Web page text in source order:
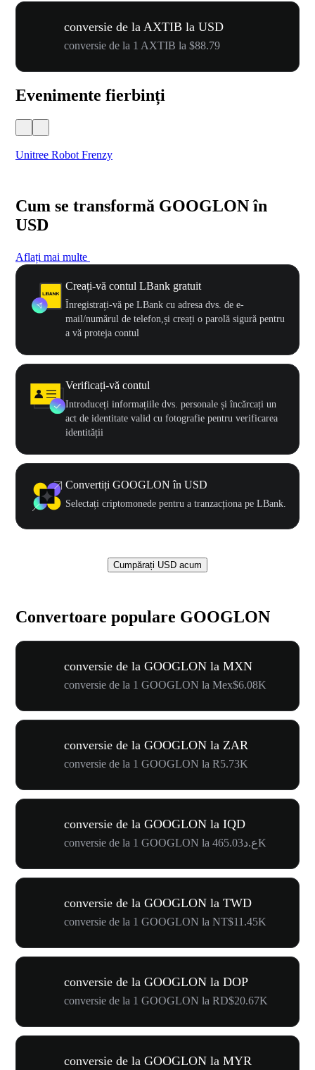
conversie de la AXTIB la USD
conversie de la 1 AXTIB la $88.79
Evenimente fierbinți
Unitree Robot Frenzy
Cum se transformă GOOGLON în
USD
Aflați mai multe
Creați-vă contul LBank gratuit
Înregistrați-vă pe LBank cu adresa dvs. de e-
mail/numărul de telefon,și creați o parolă sigură pentru
a vă proteja contul
Verificați-vă contul
Introduceți informațiile dvs. personale și încărcați un
act de identitate valid cu fotografie pentru verificarea
identității
Convertiți GOOGLON în USD
Selectați criptomonede pentru a tranzacționa pe LBank.
Cumpărați USD acum
Convertoare populare GOOGLON
conversie de la GOOGLON la MXN
conversie de la 1 GOOGLON la Mex$6.08K
conversie de la GOOGLON la ZAR
conversie de la 1 GOOGLON la R5.73K
conversie de la GOOGLON la IQD
conversie de la 1 GOOGLON la ع.د465.03K
conversie de la GOOGLON la TWD
conversie de la 1 GOOGLON la NT$11.45K
conversie de la GOOGLON la DOP
conversie de la 1 GOOGLON la RD$20.67K
conversie de la GOOGLON la MYR